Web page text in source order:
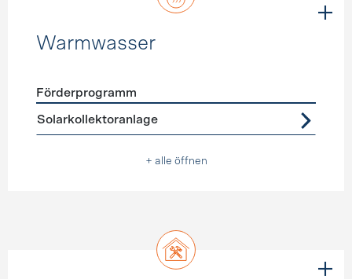
Warmwasser
Förderprogramme
Förderprogramm
Solarkollektoranlage
+ alle öffnen